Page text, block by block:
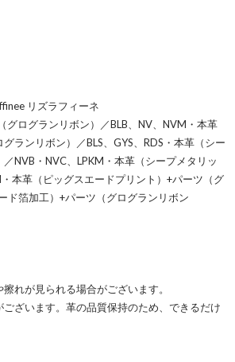
リズラフィーネ
グログランリボン）／BLB、NV、NVM・本革
ランリボン）／BLS、GYS、RDS・本革（シー
NVB・NVC、LPKM・本革（シープメタリッ
本革（ピッグスエードプリント）+パーツ（グ
ド箔加工）+パーツ（グログランリボン
れが見られる場合がございます。
ざいます。革の品質保持のため、できるだけ